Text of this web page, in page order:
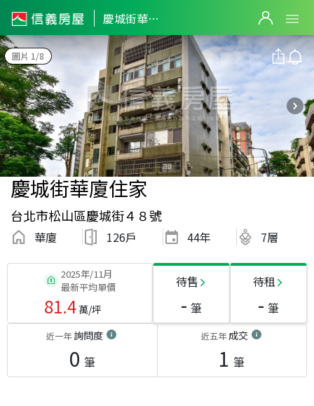
慶城街華廈住家
圖片 1/8
慶城街華廈住家
台北市松山區慶城街４８號
華廈 126戶 44年 7層
2025年/11月
最新平均單價
81.4萬/坪
待售
- 筆
待租
- 筆
近一年詢問度
0 筆
近五年成交
1 筆